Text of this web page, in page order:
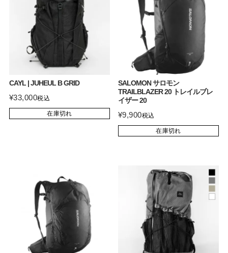
CAYL | JUHEUL B GRID
¥33,000税込
在庫切れ
SALOMON サロモン
TRAILBLAZER 20 トレイルブレ
イザー 20
¥9,900税込
在庫切れ